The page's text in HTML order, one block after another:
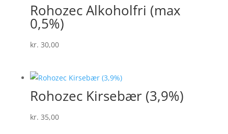
Rohozec Alkoholfri (max
0,5%)
kr. 30,00
Rohozec Kirsebær (3,9%)
kr. 35,00